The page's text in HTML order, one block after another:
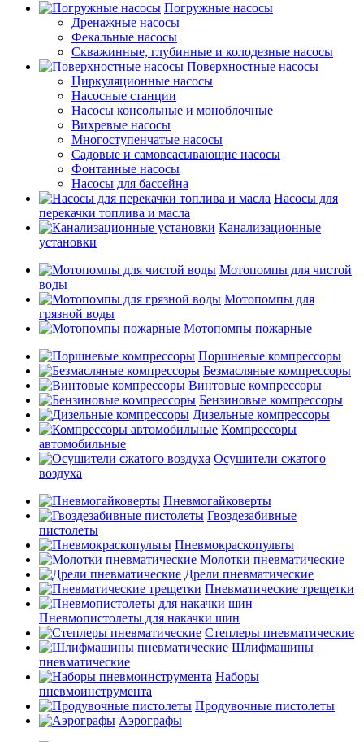
Погружные насосы
Дренажные насосы
Фекальные насосы
Скважинные, глубинные и колодезные насосы
Поверхностные насосы
Циркуляционные насосы
Насосные станции
Насосы консольные и моноблочные
Вихревые насосы
Многоступенчатые насосы
Садовые и самовсасывающие насосы
Фонтанные насосы
Насосы для бассейна
Насосы для
перекачки топлива и масла
Канализационные
установки
Мотопомпы для чистой
воды
Мотопомпы для
грязной воды
Мотопомпы пожарные
Поршневые компрессоры
Безмасляные компрессоры
Винтовые компрессоры
Бензиновые компрессоры
Дизельные компрессоры
Компрессоры
автомобильные
Осушители сжатого
воздуха
Пневмогайковерты
Гвоздезабивные
пистолеты
Пневмокраскопульты
Молотки пневматические
Дрели пневматические
Пневматические трещетки
Пневмопистолеты для накачки шин
Степлеры пневматические
Шлифмашины
пневматические
Наборы
пневмоинструмента
Продувочные пистолеты
Аэрографы